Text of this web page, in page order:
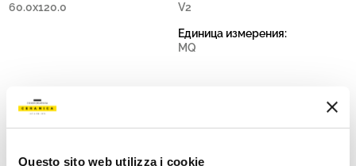
Questo sito web utilizza i cookie
60.0x120.0
V2
Единица измерения:
MQ